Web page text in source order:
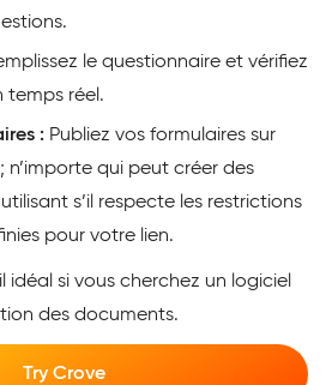
le questionnaire et vérifiez
temps réel.
: Publiez vos formulaires sur
n’importe qui peut créer des
s’il respecte les restrictions
pour votre lien.
idéal si vous cherchez un logiciel
des documents.
Try Crove